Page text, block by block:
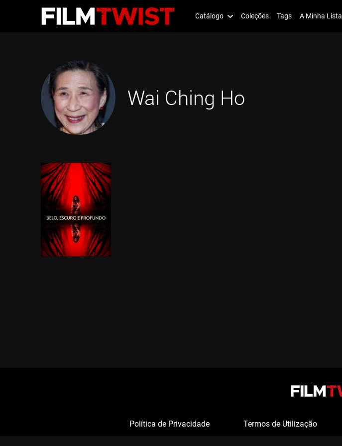
Catálogo Coleções Tags A Minha Lista
Wai Ching Ho
Política de Privacidade Termos de Utilização